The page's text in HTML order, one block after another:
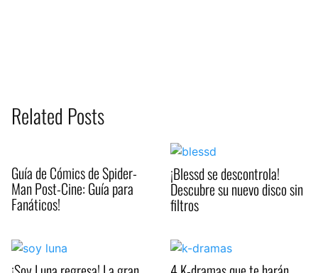
Related Posts
Guía de Cómics de Spider-
Man Post-Cine: Guía para
Fanáticos!
¡Blessd se descontrola!
Descubre su nuevo disco sin
filtros